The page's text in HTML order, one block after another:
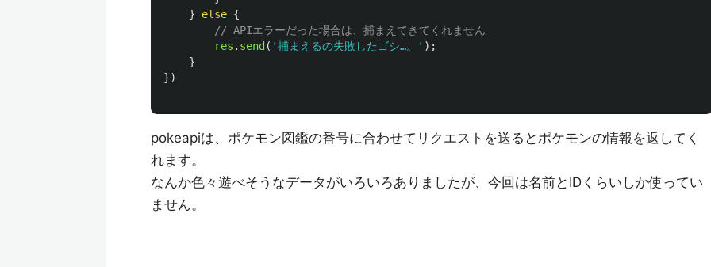
}
else {
// APIエラーだった場合は、捕まえてきてくれません
res . send ( '捕まえるの失敗したゴシ…。 ' );
}
})
pokeapiは、ポケモン図鑑の番号に合わせてリクエストを送るとポケモンの情報を返してく
れます。
なんか色々遊べそうなデータがいろいろありましたが、今回は名前とIDくらいしか使ってい
ません。